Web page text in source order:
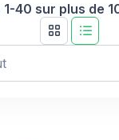
1-40 sur plus de